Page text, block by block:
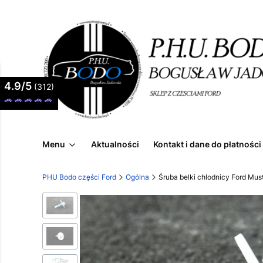
Menu Aktualności Kontakt i dane do płatności
PHU Bodo części Ford Ogólna Śruba belki chłodnicy Ford
4.9/5 (312)